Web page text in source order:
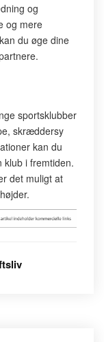
og
og mere
du øge dine
sportsklubber
skræddersy
kan du
klub i fremtiden.
det muligt at